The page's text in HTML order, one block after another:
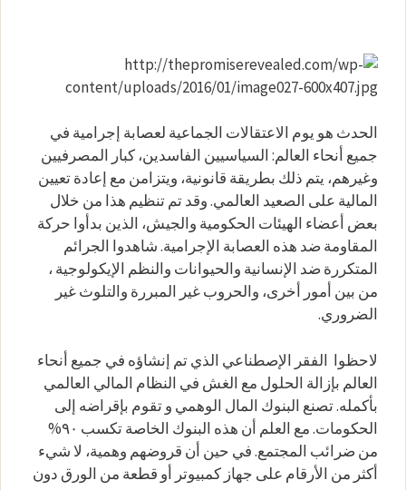
الحدث هو يوم الاعتقالات الجماعية لعصابة إجرامية في
جميع أنحاء العالم: السياسيين الفاسدين، كبار المصرفيين
وغيرهم، يتم ذلك بطريقة قانونية، ويتزامن مع إعادة تعيين
المالية على الصعيد العالمي. وقد تم تنظيم هذا من خلال
بعض أعضاء الهيئات الحكومية والجيش، الذين بدأوا حركة
المقاومة ضد هذه العصابة الإجرامية. شاهدوا الجرائم
المتكررة ضد الإنسانية والحيوانات والنظم الإيكولوجية ،
من بين أمور أخرى، والحروب غير المبررة والتلوث غير
الضروري.
لاحظوا الفقر الإصطناعي الذي تم إنشاؤه في جميع أنحاء
العالم بإزالة الحلول مع الغش في النظام المالي العالمي
بأكمله. تصنع البنوك المال الوهمي و تقوم بإقراضه إلى
الحكومات. مع العلم أن هذه البنوك الخاصة تكسب ٩٠%
من ضرائب المجتمع. في حين أن قروضهم وهمية، لا شيء
أكثر من الأرقام على جهاز كمبيوتر أو قطعة من الورق دون